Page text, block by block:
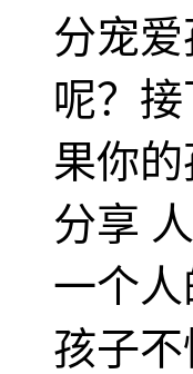
分宠
呢？接
果你
分享
一个
孩子